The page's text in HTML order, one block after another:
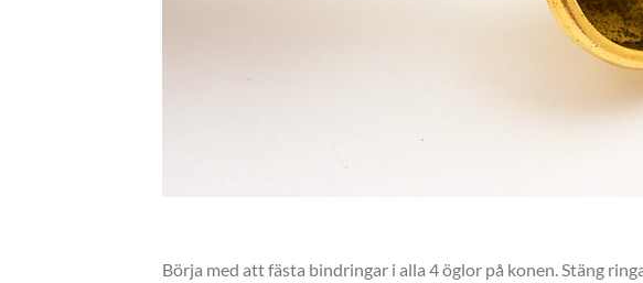
Börja med att fästa bindringar i alla 4 öglor på konen. Stäng